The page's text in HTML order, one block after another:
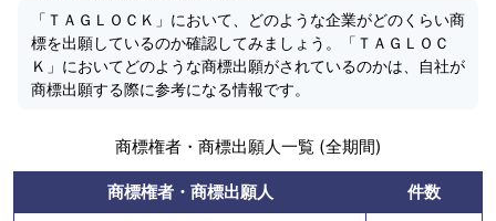
「ＴＡＧＬＯＣＫ」において、どのような企業がどのくらい商
標を出願しているのか確認してみましょう。「ＴＡＧＬＯＣ
Ｋ」においてどのような商標出願がされているのかは、自社が
商標出願する際に参考になる情報です。
商標権者・商標出願人一覧 (全期間)
商標権者・商標出願人
件数